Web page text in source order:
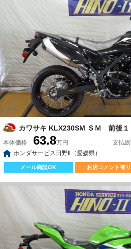
カワサキ KLX230SM ＳＭ 前後１
本体価格 63.8万円 支払
ホンダサービス日野Ⅱ（愛媛県）
メール商談OK お店コメント有り